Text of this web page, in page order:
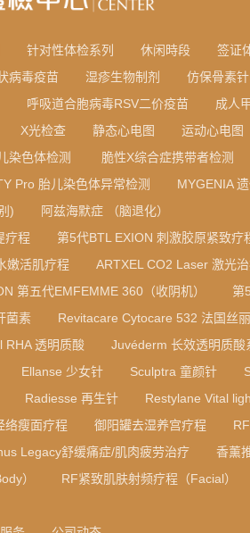
针对性体检系列 休闲時段
签证
病毒疫苗 湿疹生物制剂 仿保骨素针
呼吸道合胞病毒RSV二价疫苗 成人
X光检查 静态心电图
运动心电图
染色体检测 脆性X综合症携带者检测
Pro 胎儿染色体异常检测 MYGENIA
)
阿兹海默症 （脑退化）
疗程 第5代BTL EXION 刺激胶原紧致疗
嫩活肌疗程 ARTXEL CO2 Laser 激光
第五代EMFEMME 360（收阴机） 第
菌素 Revitacare Cytocare 532 法国丝
RHA 透明质酸 Juvéderm 长效透明质酸
Ellanse 少女针 Sculptra 童颜针
Radiesse 再生针
Restylane Vital
络瘦面疗程 御阳罐去湿养宫疗程
Legacy舒缓痛症/肌肉疲劳治疗 香薰
） RF紧致肌肤射频疗程（Facial）